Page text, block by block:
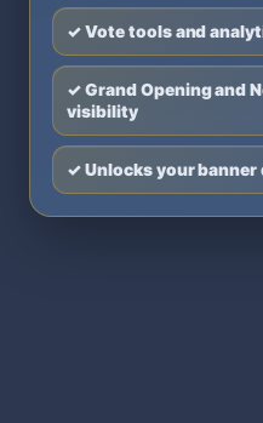
✓ Vote tools and
✓ Grand Opening and
visibility
✓ Unlocks your banner